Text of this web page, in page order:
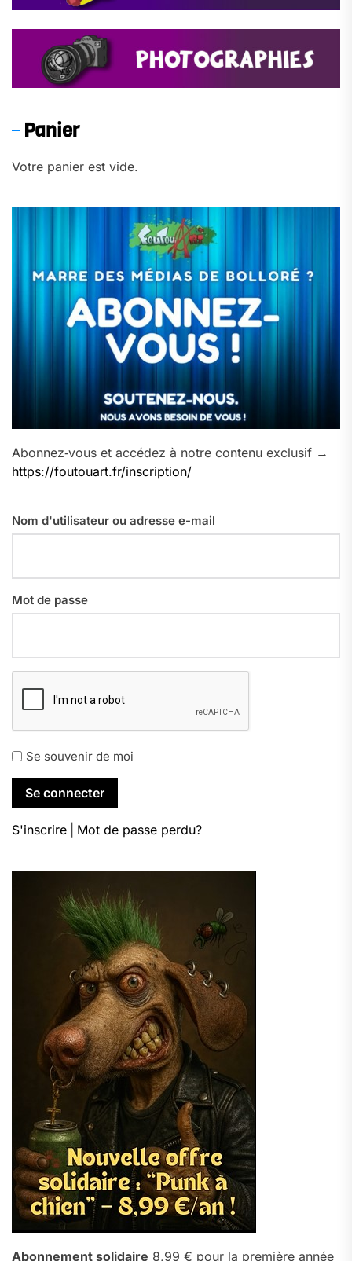
Panier
Votre panier est vide.
Abonnez‑vous et accédez à notre contenu exclusif →
https://foutouart.fr/inscription/
Nom d'utilisateur ou adresse e-mail
Mot de passe
Se souvenir de moi
S'inscrire Mot de passe perdu?
Abonnement solidaire 8,99 € pour la première année